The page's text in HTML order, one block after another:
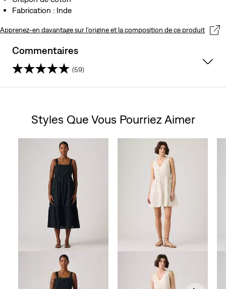
Fabrication : Inde
Apprenez-en davantage sur l’origine et la composition de ce produit
Commentaires
(59)
étoiles.
Styles Que Vous Pourriez Aimer